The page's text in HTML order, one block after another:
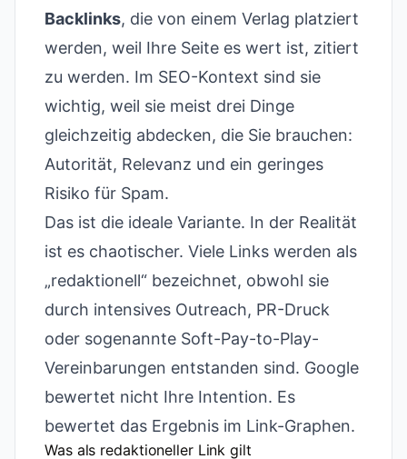
Backlinks, die von einem Verlag platziert
werden, weil Ihre Seite es wert ist, zitiert
zu werden. Im SEO-Kontext sind sie
wichtig, weil sie meist drei Dinge
gleichzeitig abdecken, die Sie brauchen:
Autorität, Relevanz und ein geringes
Risiko für Spam.
Das ist die ideale Variante. In der Realität
ist es chaotischer. Viele Links werden als
„redaktionell“ bezeichnet, obwohl sie
durch intensives Outreach, PR-Druck
oder sogenannte Soft-Pay-to-Play-
Vereinbarungen entstanden sind. Google
bewertet nicht Ihre Intention. Es
bewertet das Ergebnis im Link-Graphen.
Was als redaktioneller Link gilt